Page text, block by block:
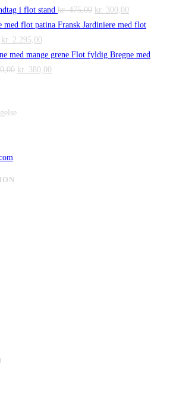
kr. 348,00.kr. 298,00.
pris
var:
kr. 140,00.
pris
er:
i flot stand kr.475,00 Den
oprindelige
var:
kr. 300,00
aktuelle
er:
Fransk Jardiniere med flot
Den
oprindelige
pris
kr. 2.295,00
aktuelle
pris
Flot fyldig Bregne med
Den
kr. 380,00